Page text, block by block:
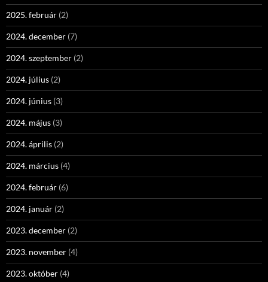
2025. február (2)
2024. december (7)
2024. szeptember (2)
2024. július (2)
2024. június (3)
2024. május (3)
2024. április (2)
2024. március (4)
2024. február (6)
2024. január (2)
2023. december (2)
2023. november (4)
2023. október (4)